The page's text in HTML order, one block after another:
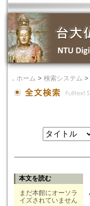
． ホーム > 検索システム >
本文を読む
まだ本館にオーソラ
イズされていません